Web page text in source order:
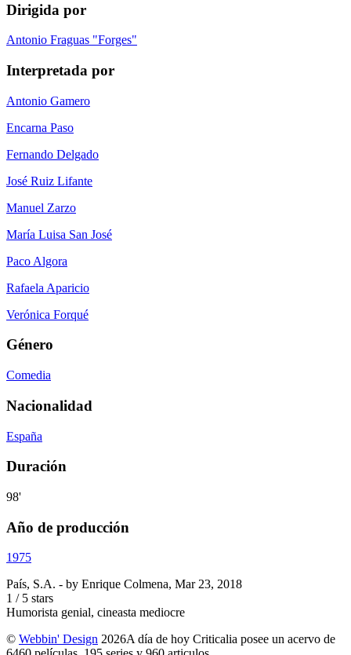
Dirigida por
Antonio Fraguas "Forges"
Interpretada por
Antonio Gamero
Encarna Paso
Fernando Delgado
José Ruiz Lifante
Manuel Zarzo
María Luisa San José
Paco Algora
Rafaela Aparicio
Verónica Forqué
Género
Comedia
Nacionalidad
España
Duración
98'
Año de producción
1975
País, S.A. - by Enrique Colmena, Mar 23, 2018
1 / 5 stars
Humorista genial, cineasta mediocre
© Webbin' Design 2026A día de hoy Criticalia posee un acervo de